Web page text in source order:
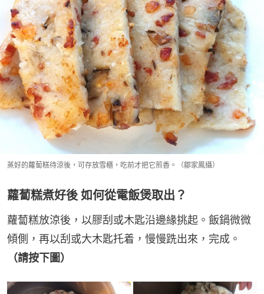
蒸好的蘿蔔糕待涼後，可存放雪櫃，吃前才把它煎香。（鄒家鳳攝）
蘿蔔糕煮好後 如何從電飯煲取出？
蘿蔔糕放涼後，以膠刮或木匙沿邊緣挑起。飯鍋微微
傾側，再以刮或大木匙托着，慢慢跣出來，完成。
（請按下圖）